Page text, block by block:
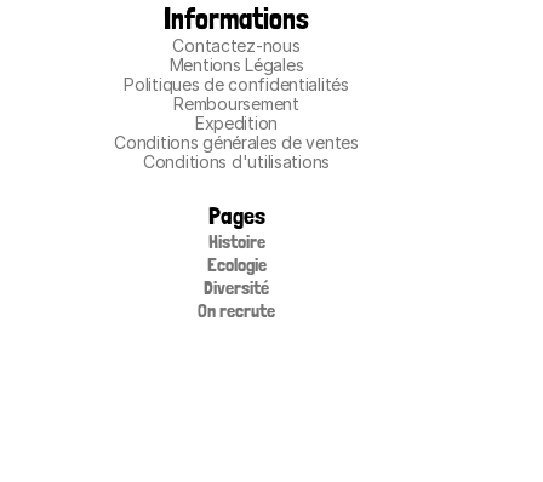
Informations
Contactez-nous
Mentions Légales
Politiques de confidentialités
Remboursement
Expedition
Conditions générales de ventes
Conditions d'utilisations
Pages
Ecologie
Histoire
Diversité
On recrute